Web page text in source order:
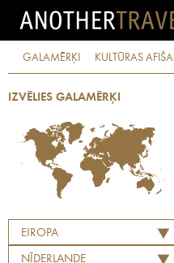
GALAMĒRĶI KULTŪRAS AFIŠA
IZVĒLIES GALAMĒRĶI
EIROPA
NĪDERLANDE